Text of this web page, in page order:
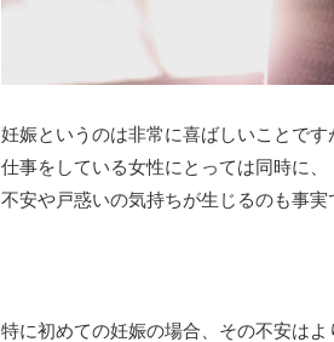
妊娠というのは非常に喜ばしいことです
仕事をしている女性にとっては同時に、
不安や戸惑いの気持ちが生じるのも事実
特に初めての妊娠の場合、その不安はよ